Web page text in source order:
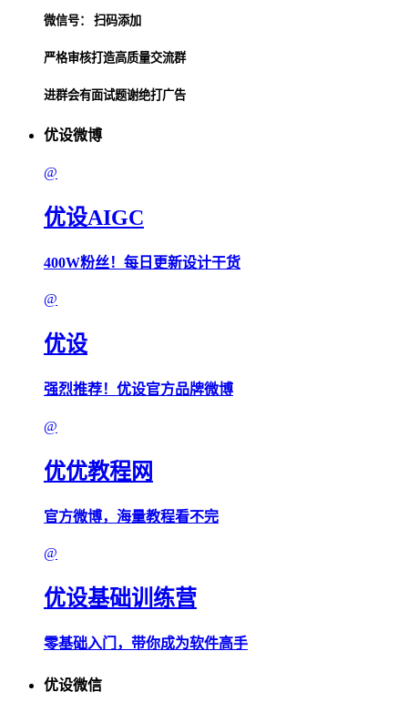
微信号： 扫码添加
严格审核打造高质量交流群
进群会有面试题谢绝打广告
优设微博
@
优设AIGC
400W粉丝！每日更新设计干货
@
优设
强烈推荐！优设官方品牌微博
@
优优教程网
官方微博，海量教程看不完
@
优设基础训练营
零基础入门，带你成为软件高手
优设微信